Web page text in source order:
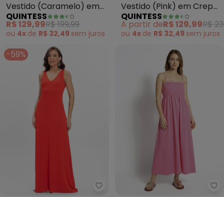
Vestido (Caramelo) em
Tecido Plano Jacquard
Cetim
QUINTESS
R$ 129,99R$ 199,99
ou 4x de R$ 32,49 sem juros
Vestido (Pink) em Crepe
Plano
QUINTESS
A partir deR$ 129,99R$
ou 4x de R$ 32,49 sem juros
-59%
Endless - Vestido Feminino